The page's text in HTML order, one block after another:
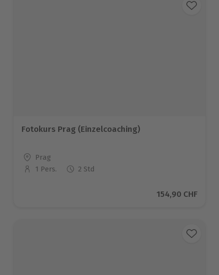
Fotokurs Prag (Einzelcoaching)
Standort
Prag
Anzahl der Teilnehmer
1 Pers. 2 Std
Aktueller Preis
154,90 CHF